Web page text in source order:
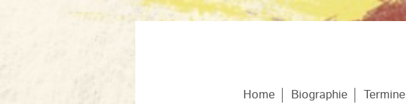
Home Biographie Termine